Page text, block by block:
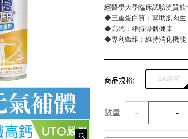
經醫學大學臨床試驗流質飲
◆三重蛋白質：幫助肌肉生
◆高鈣：維持骨骼健康
◆專利纖維：維持消化機能
商品規格: 24罐/箱
數量 -